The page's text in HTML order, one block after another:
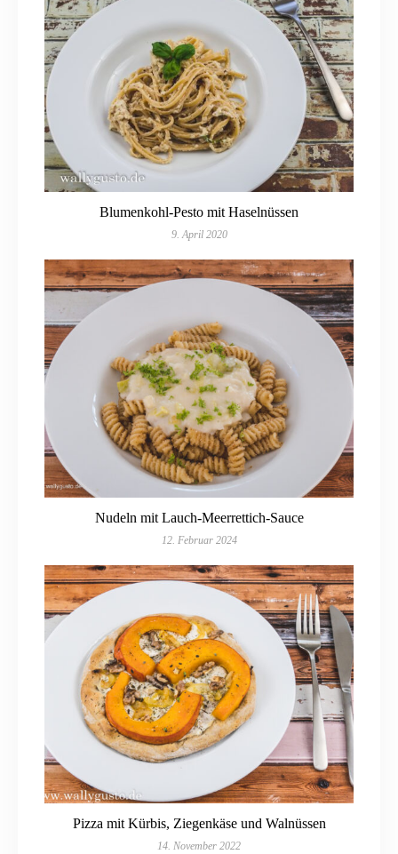
Blumenkohl-Pesto mit Haselnüssen
9. April 2020
Nudeln mit Lauch-Meerrettich-Sauce
12. Februar 2024
Pizza mit Kürbis, Ziegenkäse und Walnüssen
14. November 2022